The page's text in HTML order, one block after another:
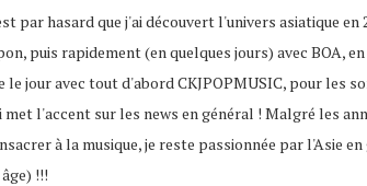
par hasard que j'ai découvert l'univers asiatique
puis rapidement (en quelques jours) avec BOA,
le jour avec tout d'abord CKJPOPMUSIC, pour les
met l'accent sur les news en général ! Malgré les
à la musique, je reste passionnée par l'Asie
!!!